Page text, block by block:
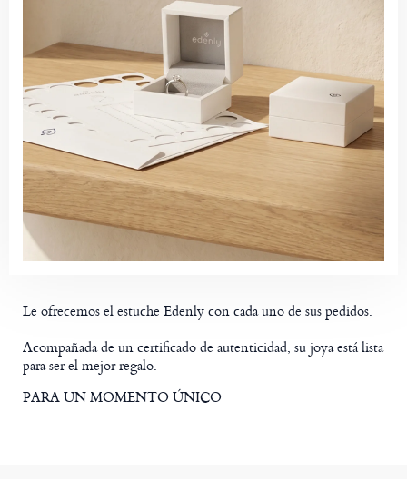
Le ofrecemos el estuche Edenly con cada uno de sus pedidos.
Acompañada de un certificado de autenticidad, su joya está lista
para ser el mejor regalo.
PARA UN MOMENTO ÚNICO